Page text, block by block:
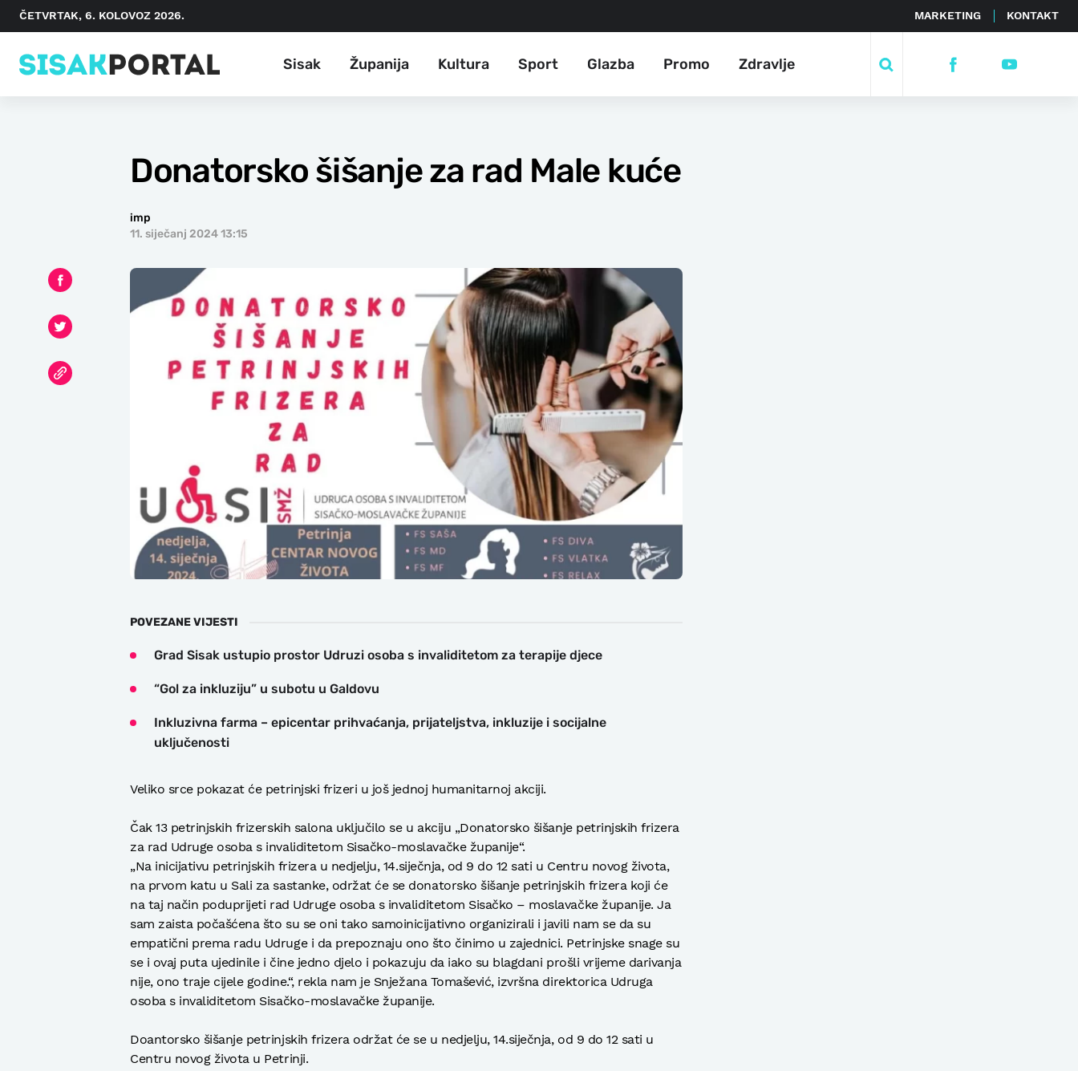
ČETVRTAK, 6. KOLOVOZ 2026. MARKETING KONTAKT
Sisak Županija Kultura Sport Glazba Promo Zdravlje
Donatorsko šišanje za rad Male kuće
imp
11. siječanj 2024 13:15
POVEZANE VIJESTI
Grad Sisak ustupio prostor Udruzi osoba s invaliditetom za terapije djece
“Gol za inkluziju” u subotu u Galdovu
Inkluzivna farma – epicentar prihvaćanja, prijateljstva, inkluzije i socijalne
uključenosti
Veliko srce pokazat će petrinjski frizeri u još jednoj humanitarnoj akciji.
Čak 13 petrinjskih frizerskih salona uključilo se u akciju „Donatorsko šišanje petrinjskih frizera
za rad Udruge osoba s invaliditetom Sisačko-moslavačke županije“.
„Na inicijativu petrinjskih frizera u nedjelju, 14.siječnja, od 9 do 12 sati u Centru novog života,
na prvom katu u Sali za sastanke, održat će se donatorsko šišanje petrinjskih frizera koji će
na taj način poduprijeti rad Udruge osoba s invaliditetom Sisačko – moslavačke županije. Ja
sam zaista počašćena što su se oni tako samoinicijativno organizirali i javili nam se da su
empatični prema radu Udruge i da prepoznaju ono što činimo u zajednici. Petrinjske snage su
se i ovaj puta ujedinile i čine jedno djelo i pokazuju da iako su blagdani prošli vrijeme darivanja
nije, ono traje cijele godine.“, rekla nam je Snježana Tomašević, izvršna direktorica Udruga
osoba s invaliditetom Sisačko-moslavačke županije.
Doantorsko šišanje petrinjskih frizera održat će se u nedjelju, 14.siječnja, od 9 do 12 sati u
Centru novog života u Petrinji.